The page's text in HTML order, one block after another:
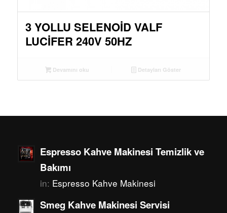
3 YOLLU SELENOID VALF
LUCIFER 240V 50HZ
Devamını oku Detayları Göster
Espresso Kahve Makinesi Temizlik ve
Bakımı
in: Espresso Kahve Makinesi
Smeg Kahve Makinesi Servisi